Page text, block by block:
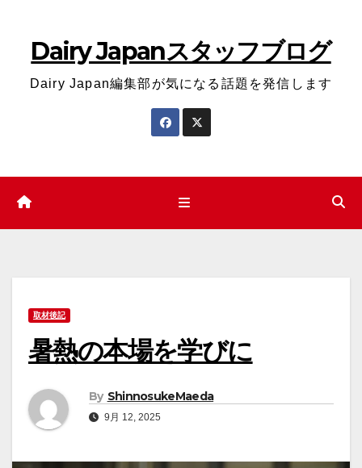
キ
プ
Dairy Japanスタッフブログ
Dairy Japan編集部が気になる話題を発信します
取材後記
暑熱の本場を学びに
By ShinnosukeMaeda
9月 12, 2025